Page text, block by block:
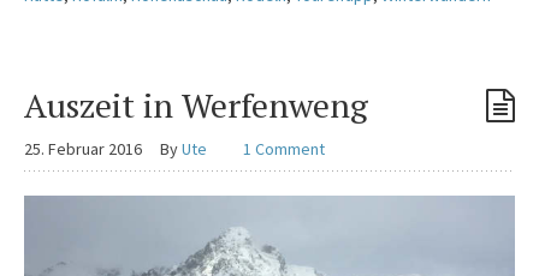
Auszeit in Werfenweng
25. Februar 2016 ByUte 1 Comment